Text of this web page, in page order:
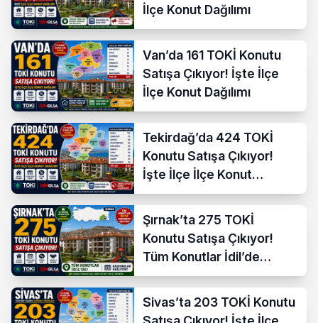
İlçe Konut Dağılımı
Van’da 161 TOKİ Konutu
Satışa Çıkıyor! İşte İlçe
İlçe Konut Dağılımı
Tekirdağ’da 424 TOKİ
Konutu Satışa Çıkıyor!
İşte İlçe İlçe Konut
Dağılımı
Şırnak’ta 275 TOKİ
Konutu Satışa Çıkıyor!
Tüm Konutlar İdil’de
Başvuruya Açılıyor
Sivas’ta 203 TOKİ Konutu